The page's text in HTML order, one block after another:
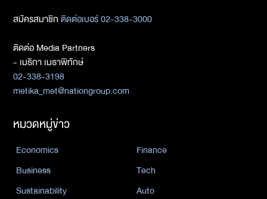
สมัครสมาชิกติดต่อเบอร์ 02-338-3000
ติดต่อ Media Partners
- เมธิกา เมธาพิทักษ์
02-338-3198
metika_met@nationgroup.com
หมวดหมู่ข่าว
Economics
Finance
Business
Tech
Sustainability
Auto